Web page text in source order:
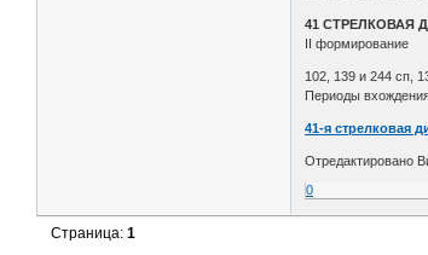
41 СТРЕЛКОВАЯ
II формирование
102, 139 и 244 сп,
Периоды
41-я стрелковая
Отредактировано
0
Страница:1